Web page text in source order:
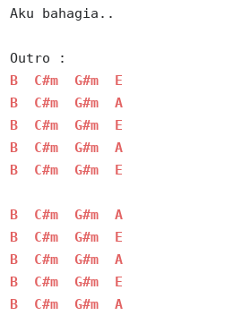
Aku bahagia..
Outro :
B
C#m G#m
E
B
C#m G#m
A
B
C#m G#m
E
B
C#m G#m
A
B
C#m G#m E
B C#m G#m
A
B
C#m G#m
E
B
C#m G#m
A
B
C#m G#m
E
B
C#m G#m A